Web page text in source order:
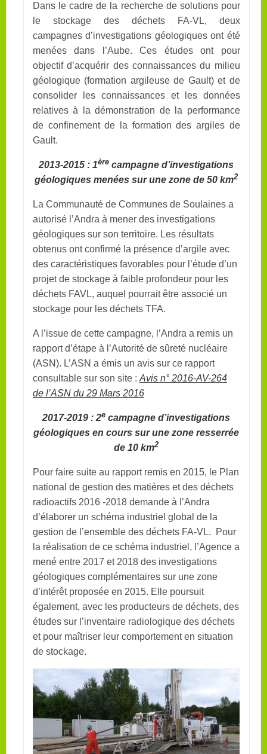
Dans le cadre de la recherche de solutions pour
le stockage des déchets FA-VL, deux
campagnes d’investigations géologiques ont été
menées dans l’Aube. Ces études ont pour
objectif d’acquérir des connaissances du milieu
géologique (formation argileuse de Gault) et de
consolider les connaissances et les données
relatives à la démonstration de la performance
de confinement de la formation des argiles de
Gault.
2013-2015 :1ère campagne d’investigations
géologiques menées sur une zone de 50 km2
La Communauté de Communes de Soulaines a
autorisé l’Andra à mener des investigations
géologiques sur son territoire. Les résultats
obtenus ont confirmé la présence d’argile avec
des caractéristiques favorables pour l’étude d’un
projet de stockage à faible profondeur pour les
déchets FAVL, auquel pourrait être associé un
stockage pour les déchets TFA.
A l’issue de cette campagne, l’Andra a remis un
rapport d’étape à l’Autorité de sûreté nucléaire
(ASN). L’ASN a émis un avis sur ce rapport
consultable sur son site : Avis n° 2016-AV-264
de l’ASN du 29 Mars 2016
2017-2019 : 2e campagne d’investigations
géologiques en cours sur une zone resserrée
de 10 km2
Pour faire suite au rapport remis en 2015, le Plan
national de gestion des matières et des déchets
radioactifs 2016 -2018 demande à l’Andra
d’élaborer un schéma industriel global de la
gestion de l’ensemble des déchets FA-VL. Pour
la réalisation de ce schéma industriel, l’Agence a
mené entre 2017 et 2018 des investigations
géologiques complémentaires sur une zone
d’intérêt proposée en 2015. Elle poursuit
également, avec les producteurs de déchets, des
études sur l’inventaire radiologique des déchets
et pour maîtriser leur comportement en situation
de stockage.